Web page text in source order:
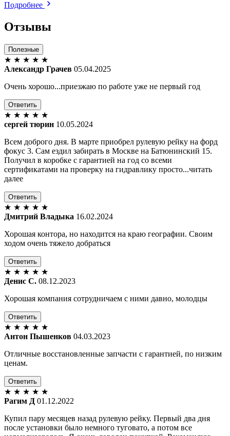
Подробнее
Отзывы
Полезные
★ ★ ★ ★ ★
Александр Грачев 05.04.2025
Очень хорошо...приезжаю по работе уже не первый год
Ответить
★ ★ ★ ★ ★
сергей тюрин 10.05.2024
Всем доброго дня. В марте приобрел рулевую рейку на форд
фокус 3. Сам ездил забирать в Москве на Батюнинский 15.
Получил в коробке с гарантией на год со всеми
сертификатами на проверку на гидравлику просто...читать
далее
Ответить
★ ★ ★ ★ ★
Дмитрий Владыка 16.02.2024
Хорошая контора, но находится на краю географии. Своим
ходом очень тяжело добраться
Ответить
★ ★ ★ ★ ★
Денис С. 08.12.2023
Хорошая компания сотрудничаем с ними давно, молодцы
Ответить
★ ★ ★ ★ ★
Антон Пышенков 04.03.2023
Отличные восстановленные запчасти с гарантией, по низким
ценам.
Ответить
★ ★ ★ ★ ★
Рагим Д 01.12.2022
Купил пару месяцев назад рулевую рейку. Первый два дня
после установки было немного туговато, а потом все